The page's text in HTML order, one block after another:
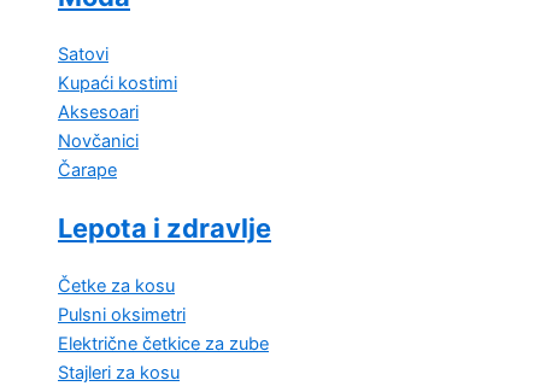
Satovi
Kupaći kostimi
Aksesoari
Novčanici
Čarape
Lepota i zdravlje
Četke za kosu
Pulsni oksimetri
Električne četkice za zube
Stajleri za kosu